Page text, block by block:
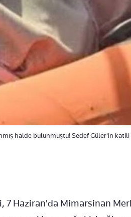
halde bulunmuştu! Sedef Güler'in katili
7 Haziran'da Mimarsinan